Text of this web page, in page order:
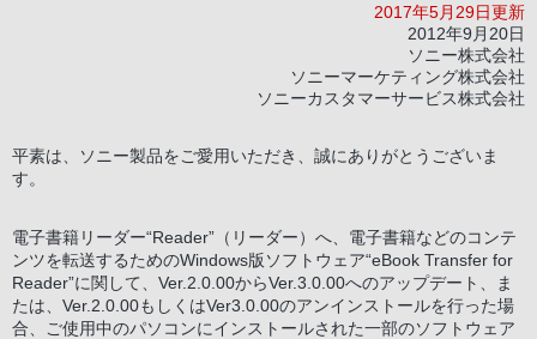
2017年5月29日更新
2012年9月20日
ソニー株式会社
ソニーマーケティング株式会社
ソニーカスタマーサービス株式会社
平素は、ソニー製品をご愛用いただき、誠にありがとうございま
す。
電子書籍リーダー“Reader”（リーダー）へ、電子書籍などのコンテ
ンツを転送するためのWindows版ソフトウェア“eBook Transfer for
Reader”に関して、Ver.2.0.00からVer.3.0.00へのアップデート、ま
たは、Ver.2.0.00もしくはVer3.0.00のアンインストールを行った場
合、ご使用中のパソコンにインストールされた一部のソフトウェア